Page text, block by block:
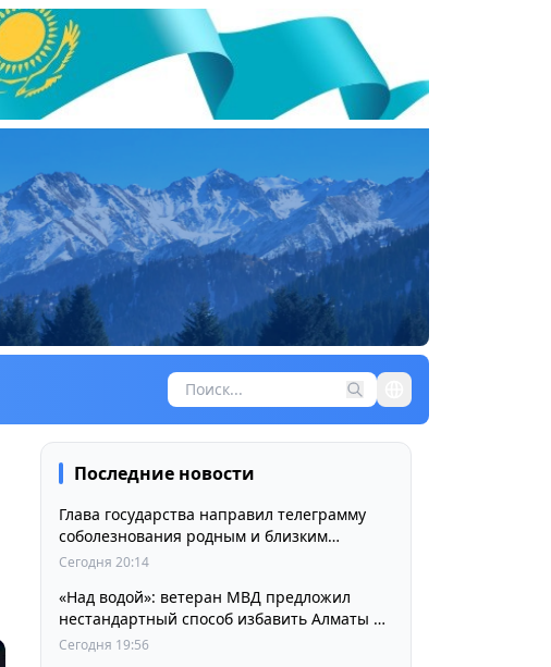
Последние новости
Глава государства направил телеграмму
соболезнования родным и близким
выдающегося кинорежиссера Ардака
Сегодня 20:14
«Над водой»: ветеран МВД предложил
нестандартный способ избавить Алматы от
пробок и смога
Сегодня 19:56